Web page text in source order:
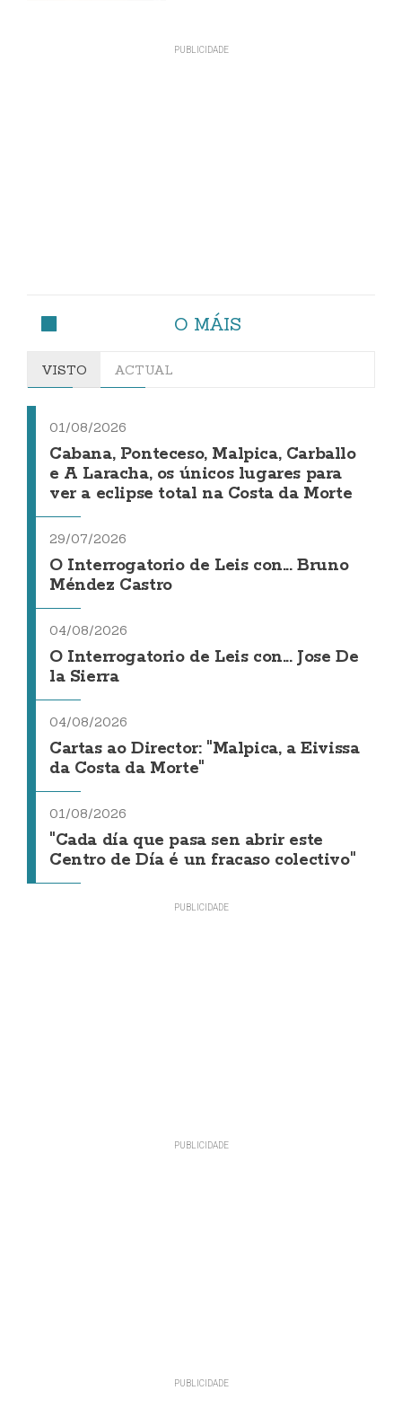
O MÁIS
VISTO ACTUAL
01/08/2026
Cabana, Ponteceso, Malpica, Carballo
e A Laracha, os únicos lugares para
ver a eclipse total na Costa da Morte
29/07/2026
O Interrogatorio de Leis con... Bruno
Méndez Castro
04/08/2026
O Interrogatorio de Leis con... Jose De
la Sierra
04/08/2026
Cartas ao Director: "Malpica, a Eivissa
da Costa da Morte"
01/08/2026
"Cada día que pasa sen abrir este
Centro de Día é un fracaso colectivo"